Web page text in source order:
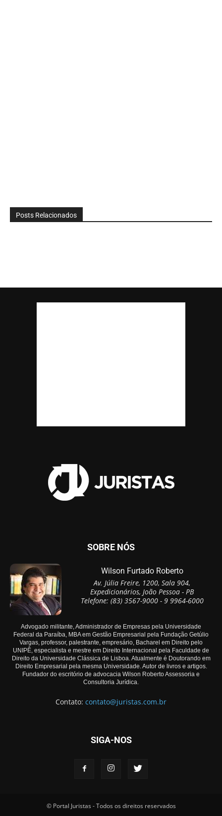
Posts Relacionados
SOBRE NÓS
Wilson Furtado Roberto
Av. Júlia Freire, 1200, Sala 904,
Expedicionários, João Pessoa - PB
Telefone: (83) 3567-9000 - 9 9964-6000
Advogado militante, Administrador de Empresas pela Universidade
Federal da Paraíba, MBA em Gestão Empresarial pela Fundação Getúlio
Vargas, professor, palestrante, empresário, Bacharel em Direito pelo
UNIPÊ, especialista e mestre em Direito Internacional pela Faculdade de
Direito da Universidade Clássica de Lisboa. Atualmente é Doutorando em
Direito Empresarial pela mesma Universidade. Autor de livros e artigos.
Fundador do escritório de advocacia Wilson Roberto Assessoria e
Consultoria Jurídica.
Contato: contato@juristas.com.br
SIGA-NOS
© Portal Juristas - Todos os direitos reservados